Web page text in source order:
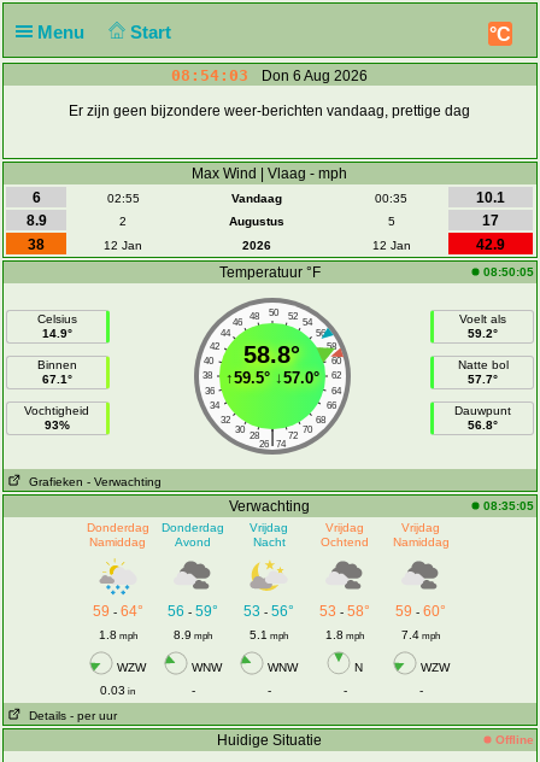
Menu Start °C
08:54:03 Don 6 Aug 2026
Er zijn geen bijzondere weer-berichten vandaag, prettige dag
Max Wind | Vlaag - mph
6
02:55 Vandaag 00:35
10.1
8.9
2 Augustus 5
17
38
12 Jan 2026 12 Jan
42.9
Temperatuur °F
08:50:05
Celsius
14.9°
Binnen
67.1°
Vochtigheid
93%
50
48 52
46
54
44
56
42
58
40
60
38
62
36
64
34
66
32
68
30
70
28 72
|
26 74
58.8°
↑59.5°↓57.0°
Voelt als
59.2°
Natte bol
57.7°
Dauwpunt
56.8°
Grafieken - Verwachting
Verwachting
08:35:05
Donderdag
Namiddag
Donderdag
Avond
Vrijdag
Nacht
Vrijdag
Ochtend
Vrijdag
Namiddag
59 - 64° 56 -59° 53 -56° 53 -58° 59 -60°
1.8 mph 8.9 mph 5.1 mph 1.8 mph 7.4 mph
WZW WNW WNW N
WZW
0.03 in - - -
-
Details - per uur
Huidige Situatie Offline